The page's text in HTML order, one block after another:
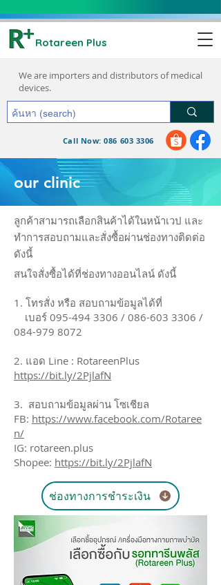
Rotareen Plus
request a quote
We are importers and distributors of medical
devices.
Call Now: 086 603 3306
ลูกค้าสามารถเลือกสินค้าได้ในหน้าเวป และ
ทำการสอบถามและสั่งซื้อผ่านช่องทางติดต่อ
ดังนี้
สนใจสั่งซื้อได้ที่ช่องทางออนไลน์ ดังนี้
1. โทรสั่ง หรือ สอบถามข้อมูลได้ที่
เบอร์ 095-494 3306 / 086-603 3306 /
084-979 8072
2. แอด Line : RotareenPlus
https://bit.ly/2PjlafN
3. สอบถามข้อมูลผ่าน โซเชียล
FB: https://www.facebook.com/Rotaree
n/
IG: rotareen.plus
Shopee: https://bit.ly/2PjlafN
ช่องทางการชำระเงิน
our clinic